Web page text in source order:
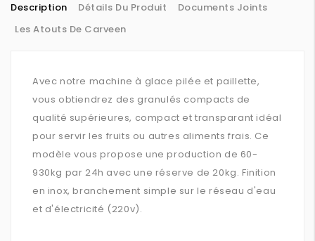
Description Détails Du Produit
Documents Joints
Les Atouts De Carveen
Avec notre machine à glace pilée et paillette,
vous obtiendrez des granulés compacts de
qualité supérieures, compact et transparant idéal
pour servir les fruits ou autres aliments frais. Ce
modèle vous propose une production de 60-
930kg par 24h avec une réserve de 20kg. Finition
en inox, branchement simple sur le réseau d'eau
et d'électricité (220v).